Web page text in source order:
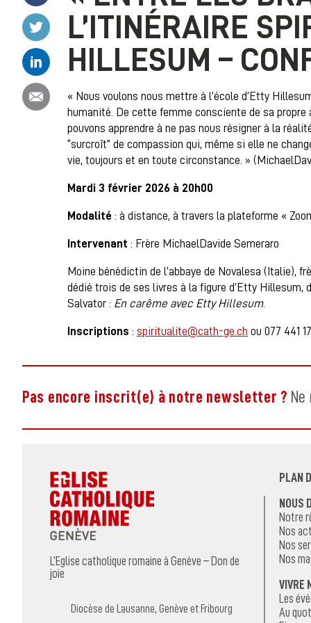
Partager ce contenu sur Twitter
Partager ce contenu sur Linkedin
Partager ce contenu par email
L’ITINÉRAIRE
HILLESUM –
« Nous voulons nous mettre à l’école d’Etty
humanité. De cette femme consciente de sa
pouvons apprendre à ne pas nous résigner à la
“surcroît” de compassion qui, même si elle ne
vie, toujours et en toute circonstance. »
Mardi 3 février 2026 à 20h00
Modalité : à distance, à travers la plateforme «
Intervenant : Frère MichaelDavide Semeraro
Moine bénédictin de l’abbaye de Novalesa (Italie),
dédié trois de ses livres à la figure d’Etty Hillesum,
Salvator : En carême avec Etty Hillesum.
Inscriptions : spiritualite@cath-ge.ch ou 077 441
Pas encore inscrit(e) à notre newsletter ?
L’Eglise catholique romaine à Genève – Don de
joie
Diocèse de Lausanne, Genève et Fribourg
PLAN
NOUS
Notre
Nos
Nos
Nos
VIVRE
Les
Au